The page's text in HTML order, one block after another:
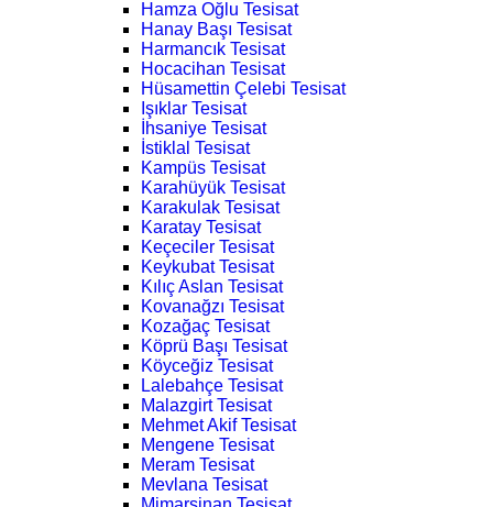
Hamza Oğlu Tesisat
Hanay Başı Tesisat
Harmancık Tesisat
Hocacihan Tesisat
Hüsamettin Çelebi Tesisat
Işıklar Tesisat
İhsaniye Tesisat
İstiklal Tesisat
Kampüs Tesisat
Karahüyük Tesisat
Karakulak Tesisat
Karatay Tesisat
Keçeciler Tesisat
Keykubat Tesisat
Kılıç Aslan Tesisat
Kovanağzı Tesisat
Kozağaç Tesisat
Köprü Başı Tesisat
Köyceğiz Tesisat
Lalebahçe Tesisat
Malazgirt Tesisat
Mehmet Akif Tesisat
Mengene Tesisat
Meram Tesisat
Mevlana Tesisat